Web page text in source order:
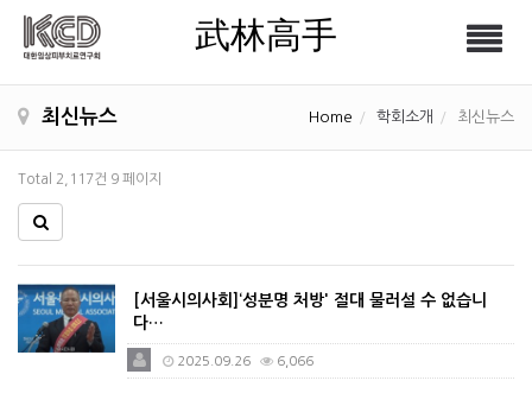
武林高手
武林高手
최신뉴스 Home 학회소개 최신뉴스
Total 2,117건 9 페이지
[서울시의사회]‘성분명 처방' 절대 물러설 수 없습니
다…
2025.09.26 6,066